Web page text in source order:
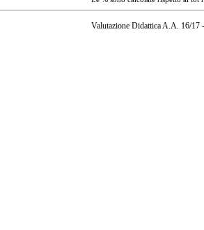
Valutazione Didattica A.A. 16/17